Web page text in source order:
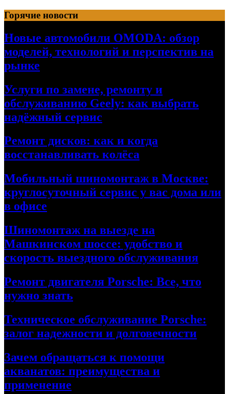
Перейти
к
содержимому
Горячие новости
Новые автомобили OMODA: обзор
моделей, технологий и перспектив на
рынке
Услуги по замене, ремонту и
обслуживанию Geely: как выбрать
надёжный сервис
Ремонт дисков: как и когда
восстанавливать колёса
Мобильный шиномонтаж в Москве:
круглосуточный сервис у вас дома или
в офисе
Шиномонтаж на выезде на
Машкинском шоссе: удобство и
скорость выездного обслуживания
Ремонт двигателя Porsche: Все, что
нужно знать
Техническое обслуживание Porsche:
залог надежности и долговечности
Зачем обращаться к помощи
акванатов: преимущества и
применение